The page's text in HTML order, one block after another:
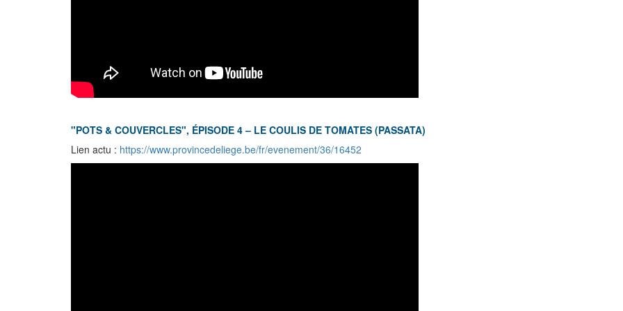
"POTS & COUVERCLES", ÉPISODE 4 – LE COULIS DE TOMATES (PASSATA)
Lien actu : https://www.provincedeliege.be/fr/evenement/36/16452